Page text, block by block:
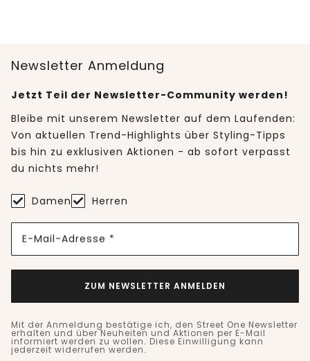
Newsletter Anmeldung
Jetzt Teil der Newsletter-Community werden!
Bleibe mit unserem Newsletter auf dem Laufenden:
Von aktuellen Trend-Highlights über Styling-Tipps
bis hin zu exklusiven Aktionen - ab sofort verpasst
du nichts mehr!
Damen Herren
E-Mail-Adresse *
ZUM NEWSLETTER ANMELDEN
Mit der Anmeldung bestätige ich, den Street One Newsletter
erhalten und über Neuheiten und Aktionen per E-Mail
informiert werden zu wollen. Diese Einwilligung kann
jederzeit widerrufen werden.